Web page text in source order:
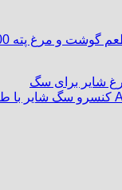
و مرغ پته 800 گرم